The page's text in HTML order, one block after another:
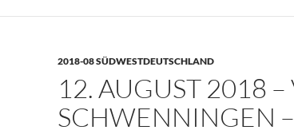
2018-08 SÜDWESTDEUTSCHLAND
12. AUGUST 2018
SCHWENNINGEN –